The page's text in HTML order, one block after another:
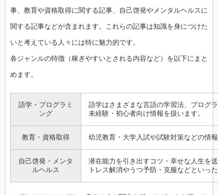
事、教育や資格取得に関する記事、自己啓発やメンタルヘルスに
関する記事などが含まれます。これらの記事は知識を身につけた
いと考えている人々には特に魅力的です。
各ジャンルの特徴（稼ぎやすいとされる内容など）を以下にまと
めます。
語学・プログラミ
ング
語学はさまざまな言語の学習法、プログ
未経験・初心者向け情報を扱います。
教育・資格取得 幼児教育・大学入試や試験対策などの情
自己啓発・メンタ
ルヘルス
潜在能力を引き出すコツ・幸せな人生を
トレス解消やうつ予防・克服などといっ